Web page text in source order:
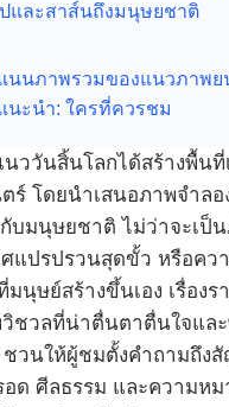
และสาส์นถึงมนุษยชาติ
นนภาพรวมของแนวภาพย
นะนำ: ใครที่ควรชม
ววันสิ้นโลกได้สร้างพื้นที่
ร์ โดยนำเสนอภาพจำล
บมนุษยชาติ ไม่ว่าจะเป็
แปรปรวนสุดขั้ว หรือคว
มนุษย์สร้างขึ้นเอง เรื่องร
ชวลที่น่าตื่นตาตื่นใจและ
วนให้ผู้ชมตั้งคำถามถึง
อด ศีลธรรม และความห